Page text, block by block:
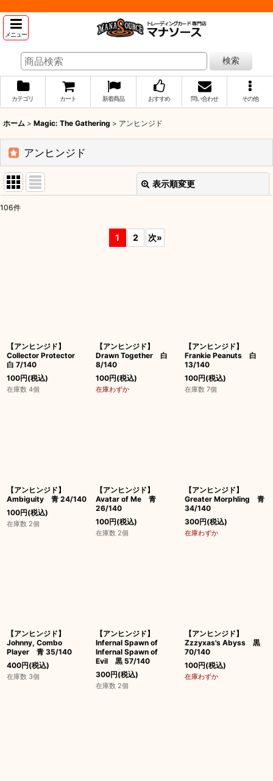
メニュー
検索
カテゴリ カート 新着商品 おすすめ 問い合わせ その他
ホーム > Magic: The Gathering > アンヒンジド
アンヒンジド
表示順変更
106件
1 2 次»
【アンヒンジド】
Collector Protector
白 7/140
100円(税込)
在庫数 4個
【アンヒンジド】
Drawn Together 白
8/140
100円(税込)
在庫わずか
【アンヒンジド】
Frankie Peanuts 白
13/140
100円(税込)
在庫数 7個
【アンヒンジド】
Ambiguity 青 24/140
100円(税込)
在庫数 2個
【アンヒンジド】
Avatar of Me 青
26/140
100円(税込)
在庫数 2個
【アンヒンジド】
Greater Morphling 青
34/140
300円(税込)
在庫わずか
【アンヒンジド】
Johnny, Combo
Player 青 35/140
400円(税込)
在庫数 3個
【アンヒンジド】
Infernal Spawn of
Infernal Spawn of
Evil 黒 57/140
300円(税込)
在庫数 2個
【アンヒンジド】
Zzzyxas's Abyss 黒
70/140
100円(税込)
在庫わずか